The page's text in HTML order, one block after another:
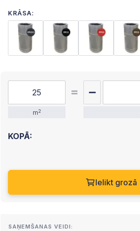
KRĀSA:
m2
KOPĀ:
Ielikt grozā
SAŅEMŠANAS VEIDI: